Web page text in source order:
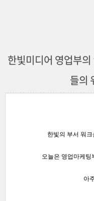
한빛미디어 영업부의
들의
한빛의 부서 워
오늘은 영업마케팅
아